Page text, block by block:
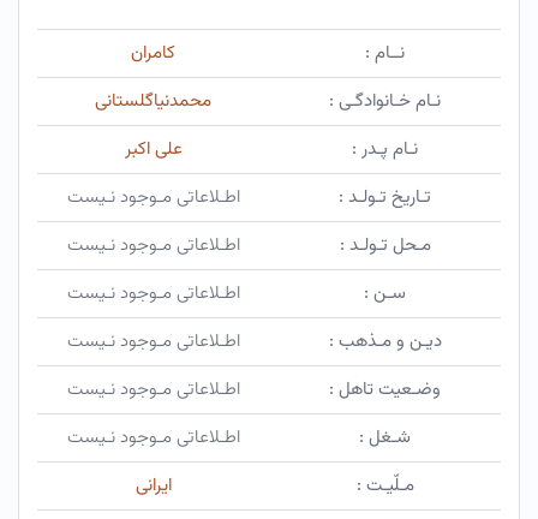
نــام :
کامران
نـام خـانوادگـی :
محمدنیاگلستانی
نـام پـدر :
علی اکبر
تـاریخ تـولـد :
اطـلاعاتی مـوجود نـیست
مـحل تـولـد :
اطـلاعاتی مـوجود نـیست
سـن :
اطـلاعاتی مـوجود نـیست
دیـن و مـذهب :
اطـلاعاتی مـوجود نـیست
وضـعیت تاهل :
اطـلاعاتی مـوجود نـیست
شـغل :
اطـلاعاتی مـوجود نـیست
مـلّیـت :
ایرانی